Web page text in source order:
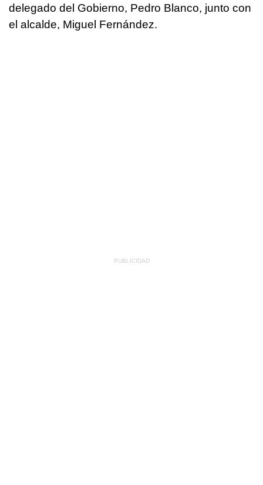
delegado del Gobierno, Pedro Blanco, junto con
el alcalde, Miguel Fernández.